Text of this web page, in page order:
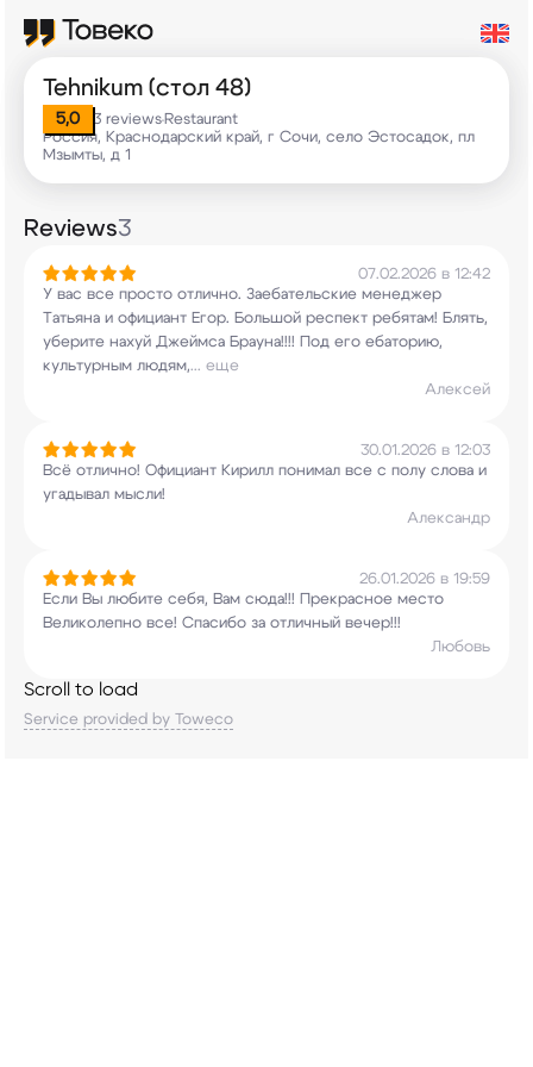
Tehnikum (стол 48)
5,0 3 reviews•Restaurant
Россия, Краснодарский край, г Сочи, село Эстосадок, пл
Мзымты, д 1
Reviews3
07.02.2026 в 12:42
У вас все просто отлично. Заебательские менеджер
Татьяна и официант Егор. Большой респект ребятам! Блять,
уберите нахуй Джеймса Брауна!!!! Под его ебаторию,
культурным людям,... еще
Алексей
30.01.2026 в 12:03
Всё отлично! Официант Кирилл понимал все с полу слова и
угадывал мысли!
Александр
26.01.2026 в 19:59
Если Вы любите себя, Вам сюда!!! Прекрасное место
Великолепно все! Спасибо за отличный вечер!!!
Любовь
Scroll to load
Service provided by Toweco